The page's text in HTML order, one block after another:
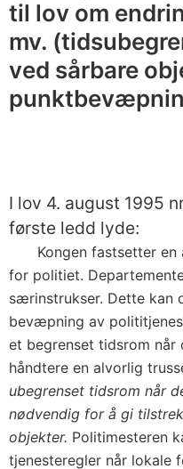
til lov om
mv.
ved sårbare
I lov 4. august 1995
første ledd lyde:
Kongen fastsetter
for politiet.
særinstrukser. Dette kan
bevæpning av
et begrenset tidsrom når
håndtere en alvorlig
ubegrenset tidsrom når
nødvendig for å gi
objekter. Politimesteren
tjenesteregler når lokale